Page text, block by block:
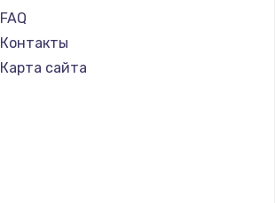
FAQ
Контакты
Карта сайта